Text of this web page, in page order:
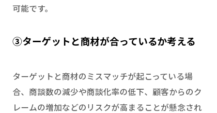
可能です。
③ターゲットと商材が合っているか考える
ターゲットと商材のミスマッチが起こっている場
合、商談数の減少や商談化率の低下、顧客からのク
レームの増加などのリスクが高まることが懸念され